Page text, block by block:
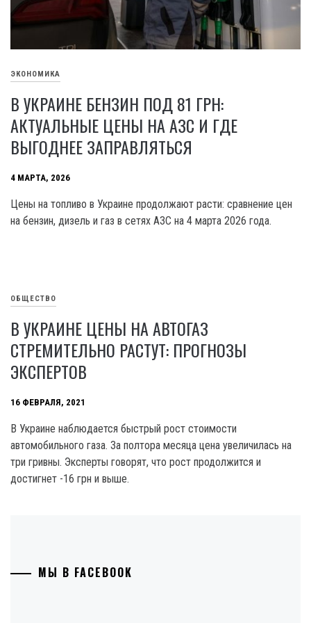
ЭКОНОМИКА
В УКРАИНЕ БЕНЗИН ПОД 81 ГРН:
АКТУАЛЬНЫЕ ЦЕНЫ НА АЗС И ГДЕ
ВЫГОДНЕЕ ЗАПРАВЛЯТЬСЯ
4 МАРТА, 2026
Цены на топливо в Украине продолжают расти: сравнение цен
на бензин, дизель и газ в сетях АЗС на 4 марта 2026 года.
ОБЩЕСТВО
В УКРАИНЕ ЦЕНЫ НА АВТОГАЗ
СТРЕМИТЕЛЬНО РАСТУТ: ПРОГНОЗЫ
ЭКСПЕРТОВ
16 ФЕВРАЛЯ, 2021
В Украине наблюдается быстрый рост стоимости
автомобильного газа. За полтора месяца цена увеличилась на
три гривны. Эксперты говорят, что рост продолжится и
достигнет -16 грн и выше.
МЫ В FACEBOOK